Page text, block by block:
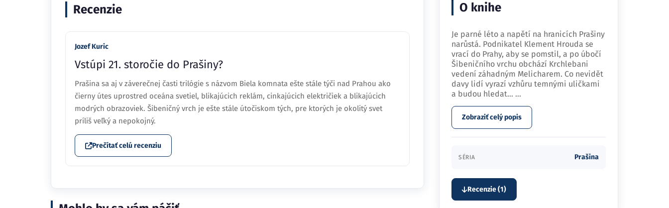
Recenzie
Jozef Kuric
Vstúpi 21. storočie do Prašiny?
Prašina sa aj v záverečnej časti trilógie s názvom Biela komnata ešte stále týči nad Prahou ako
čierny útes uprostred oceána svetiel, blikajúcich reklám, cinkajúcich električiek a blikajúcich
modrých obrazoviek. Šibeničný vrch je ešte stále útočiskom tých, pre ktorých je okolitý svet
príliš veľký a nepokojný.
Prečítať celú recenziu
O knihe
Je parné léto a napětí na hranicích Prašiny
narůstá. Podnikatel Klement Hrouda se
vrací do Prahy, aby se pomstil, a po úbočí
Šibeničního vrchu obchází Krchlebani
vedení záhadným Melicharem. Co nevidět
davy lidí vyrazí vzhůru temnými uličkami
a budou hledat… ...
Zobraziť celý popis
SÉRIA Prašina
Recenzie (1)